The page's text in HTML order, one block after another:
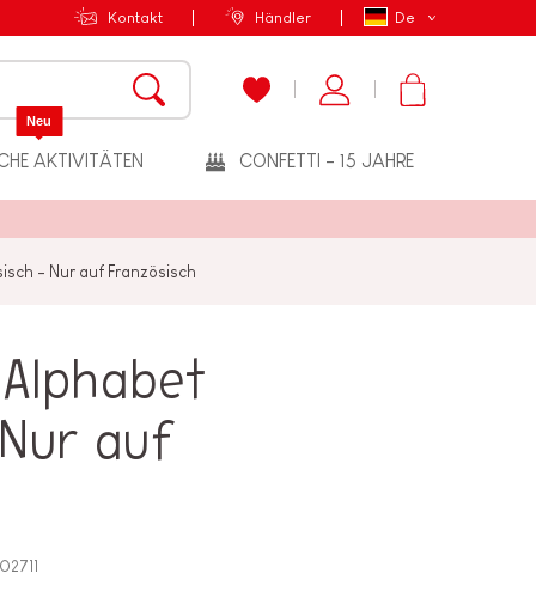
De
Kontakt Händler
AKTIVITÄTEN
Neu
CONFETTI - 15 JAHRE
- Nur auf Französisch
auf